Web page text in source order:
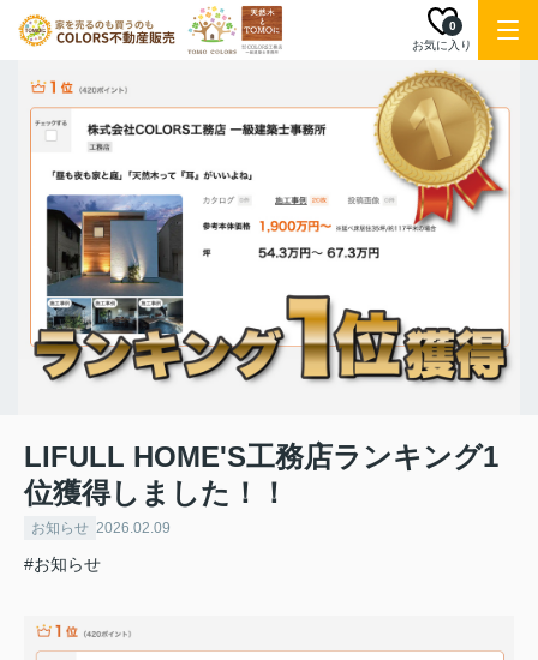
お気に入り
0
LIFULL HOME'S工務店ランキング1
位獲得しました！！
お知らせ 2026.02.09
#お知らせ